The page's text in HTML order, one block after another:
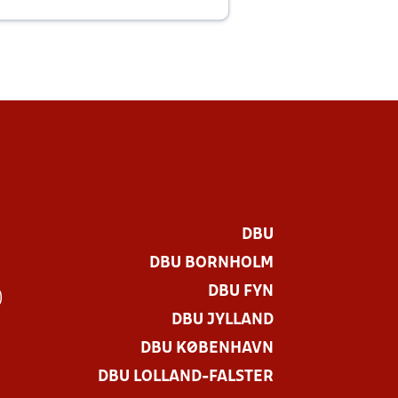
DBU
DBU BORNHOLM
DBU FYN
DBU JYLLAND
DBU KØBENHAVN
DBU LOLLAND-FALSTER